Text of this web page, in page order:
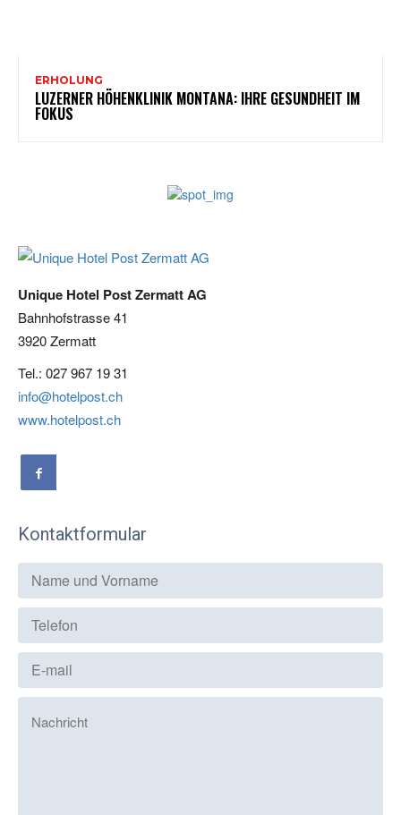
ERHOLUNG
LUZERNER HÖHENKLINIK MONTANA: IHRE GESUNDHEIT IM
FOKUS
Unique Hotel Post Zermatt AG
Bahnhofstrasse 41
3920 Zermatt
Tel.: 027 967 19 31
info@hotelpost.ch
www.hotelpost.ch
Kontaktformular